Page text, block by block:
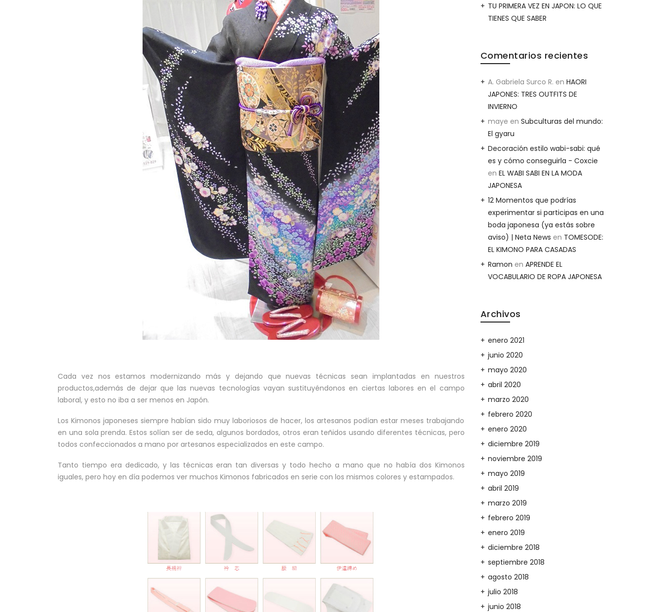
Cada vez nos estamos modernizando más y dejando que nuevas técnicas sean implantadas en nuestros
productos,además de dejar que las nuevas tecnologías vayan sustituyéndonos en ciertas labores en el campo
laboral, y esto no iba a ser menos en Japón.
Los Kimonos japoneses siempre habían sido muy laboriosos de hacer, los artesanos podían estar meses trabajando
en una sola prenda. Estos solían ser de seda, algunos bordados, otros eran teñidos usando diferentes técnicas, pero
todos confeccionados a mano por artesanos especializados en este campo.
Tanto tiempo era dedicado, y las técnicas eran tan diversas y todo hecho a mano que no había dos Kimonos
iguales, pero hoy en día podemos ver muchos Kimonos fabricados en serie con los mismos colores y estampados.
TU PRIMERA VEZ EN JAPON: LO QUE
TIENES QUE SABER
Comentarios recientes
A. Gabriela Surco R. en HAORI
JAPONES: TRES OUTFITS DE
INVIERNO
maye en Subculturas del mundo:
El gyaru
Decoración estilo wabi-sabi: qué
es y cómo conseguirla - Coxcie
en EL WABI SABI EN LA MODA
JAPONESA
12 Momentos que podrías
experimentar si participas en una
boda japonesa (ya estás sobre
aviso) | Neta News en TOMESODE:
EL KIMONO PARA CASADAS
Ramon en APRENDE EL
VOCABULARIO DE ROPA JAPONESA
Archivos
enero 2021
junio 2020
mayo 2020
abril 2020
marzo 2020
febrero 2020
enero 2020
diciembre 2019
noviembre 2019
mayo 2019
abril 2019
marzo 2019
febrero 2019
enero 2019
diciembre 2018
septiembre 2018
agosto 2018
julio 2018
junio 2018